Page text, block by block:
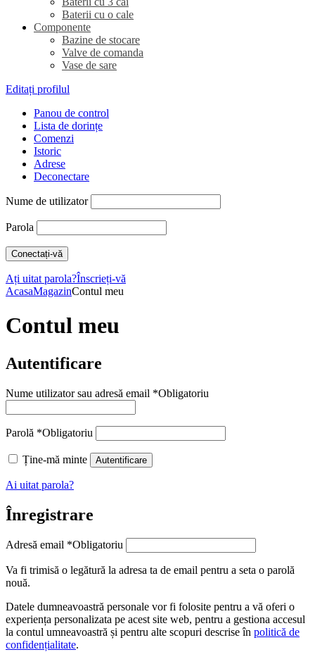
Baterii cu o cale
Componente
Bazine de stocare
Valve de comanda
Vase de sare
Editați profilul
Panou de control
Lista de dorințe
Comenzi
Istoric
Adrese
Deconectare
Nume de utilizator
Parola
Ați uitat parola?Înscrieți-vă
AcasaMagazinContul meu
Contul meu
Autentificare
Nume utilizator sau adresă email *Obligatoriu
Parolă *Obligatoriu
Ține-mă minte Autentificare
Ai uitat parola?
Înregistrare
Adresă email *Obligatoriu
Va fi trimisă o legătură la adresa ta de email pentru a seta o parolă
nouă.
Datele dumneavoastră personale vor fi folosite pentru a vă oferi o
experiența personalizata pe acest site web, pentru a gestiona accesul
la contul umneavoastră și pentru alte scopuri descrise în politică de
confidențialitate.